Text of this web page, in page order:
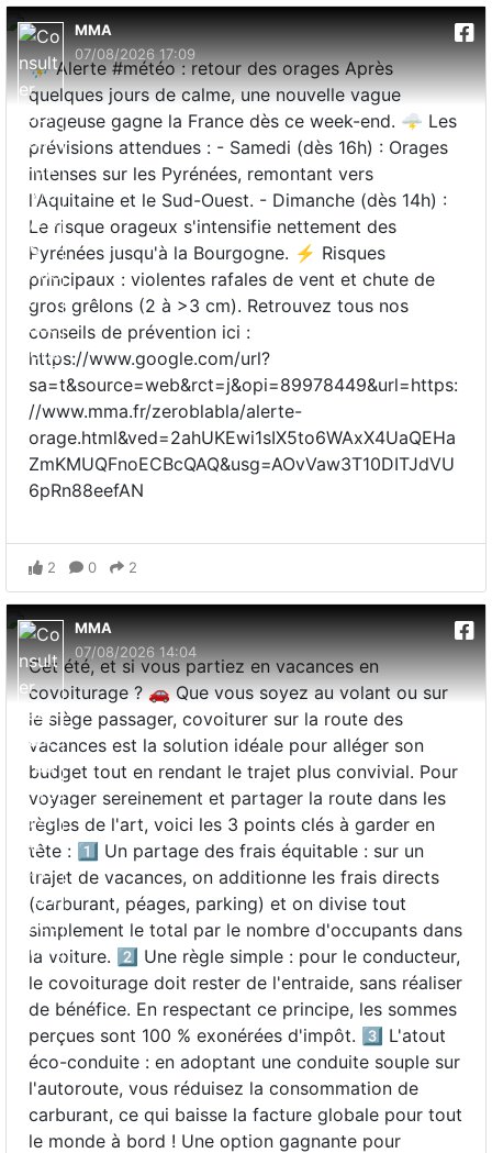
MMA
07/08/2026 17:09
⛈️ Alerte #météo : retour des orages Après
quelques jours de calme, une nouvelle vague
orageuse gagne la France dès ce week-end. 🌩️ Les
prévisions attendues : - Samedi (dès 16h) : Orages
intenses sur les Pyrénées, remontant vers
l'Aquitaine et le Sud-Ouest. - Dimanche (dès 14h) :
Le risque orageux s'intensifie nettement des
Pyrénées jusqu'à la Bourgogne. ⚡ Risques
principaux : violentes rafales de vent et chute de
gros grêlons (2 à >3 cm). Retrouvez tous nos
conseils de prévention ici :
https://www.google.com/url?
sa=t&source=web&rct=j&opi=89978449&url=https:
//www.mma.fr/zeroblabla/alerte-
orage.html&ved=2ahUKEwi1sIX5to6WAxX4UaQEHa
ZmKMUQFnoECBcQAQ&usg=AOvVaw3T10DITJdVU
6pRn88eefAN
2 0 2
MMA
07/08/2026 14:04
Cet été, et si vous partiez en vacances en
covoiturage ? 🚗 Que vous soyez au volant ou sur
le siège passager, covoiturer sur la route des
vacances est la solution idéale pour alléger son
budget tout en rendant le trajet plus convivial. Pour
voyager sereinement et partager la route dans les
règles de l'art, voici les 3 points clés à garder en
tête : 1️⃣ Un partage des frais équitable : sur un
trajet de vacances, on additionne les frais directs
(carburant, péages, parking) et on divise tout
simplement le total par le nombre d'occupants dans
la voiture. 2️⃣ Une règle simple : pour le conducteur,
le covoiturage doit rester de l'entraide, sans réaliser
de bénéfice. En respectant ce principe, les sommes
perçues sont 100 % exonérées d'impôt. 3️⃣ L'atout
éco-conduite : en adoptant une conduite souple sur
l'autoroute, vous réduisez la consommation de
carburant, ce qui baisse la facture globale pour tout
le monde à bord ! Une option gagnante pour